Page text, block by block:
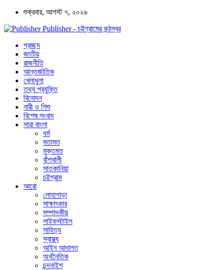
শুক্রবার, আগস্ট ৭, ২০২৬
Publisher - চট্টগ্রামের কন্ঠস্বর
প্রচ্ছদ
জাতীয়
রাজনীতি
আন্তর্জাতিক
খেলাধুলা
তথ্য প্রযুক্তি
বিনোদন
নারী ও শিশু
বিশেষ সংবাদ
সারা বাংলা
ধর্ম
মতামত
মুক্তমত
বাঁশখালী
সাতকানিয়া
চট্টগ্রাম
আরো
লোহাগাড়া
সাক্ষাৎকার
সম্পাদকীয়
লাইফস্টাইল
সাহিত্য
স্বাস্থ্য
আইন আদালত
অর্থনৈতিক
চন্দনাইশ